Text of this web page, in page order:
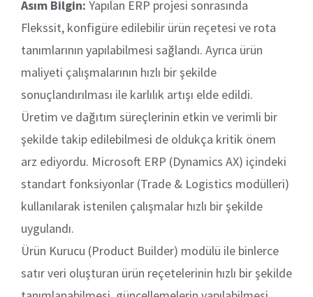
Asım Bilgin: Yapılan ERP projesi sonrasında
Flekssit, konfigüre edilebilir ürün reçetesi ve rota
tanımlarının yapılabilmesi sağlandı. Ayrıca ürün
maliyeti çalışmalarının hızlı bir şekilde
sonuçlandırılması ile karlılık artışı elde edildi.
Üretim ve dağıtım süreçlerinin etkin ve verimli bir
şekilde takip edilebilmesi de oldukça kritik önem
arz ediyordu. Microsoft ERP (Dynamics AX) içindeki
standart fonksiyonlar (Trade & Logistics modülleri)
kullanılarak istenilen çalışmalar hızlı bir şekilde
uygulandı.
Ürün Kurucu (Product Builder) modülü ile binlerce
satır veri oluşturan ürün reçetelerinin hızlı bir şekilde